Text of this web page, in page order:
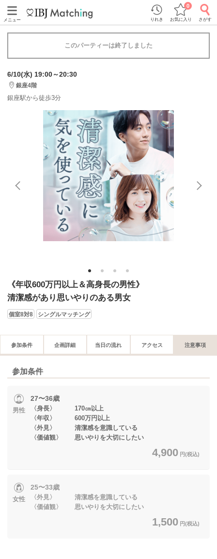
メニュー りれき お気に入り
0
さがす
このパーティーは終了しました
6/10(水) 19:00～20:30
銀座4階
銀座駅から徒歩3分
1 2 3 4
《年収600万円以上＆高身長の男性》
清潔感があり思いやりのある男女
個室8対8 シングルマッチング
参加条件 企画詳細 当日の流れ アクセス 注意事項
参加条件
男性
27〜36歳
〈身長〉 170㎝以上
〈年収〉 600万円以上
〈外見〉 清潔感を意識している
〈価値観〉 思いやりを大切にしたい
4,900 円(税込)
女性
25〜33歳
〈外見〉 清潔感を意識している
〈価値観〉 思いやりを大切にしたい
1,500 円(税込)